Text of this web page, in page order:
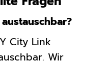
City Link
Wir